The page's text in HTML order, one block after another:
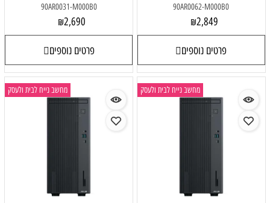
90AR0062-M000B0
₪2,849
פרטים נוספים
90AR0031-M000B0
₪2,690
פרטים נוספים
מחשב נייח לבית ולעסק מחשב נייח לבית ולעסק